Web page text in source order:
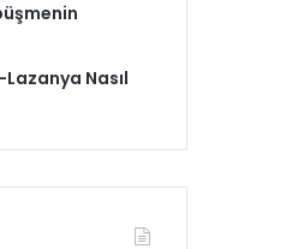
Nasıl